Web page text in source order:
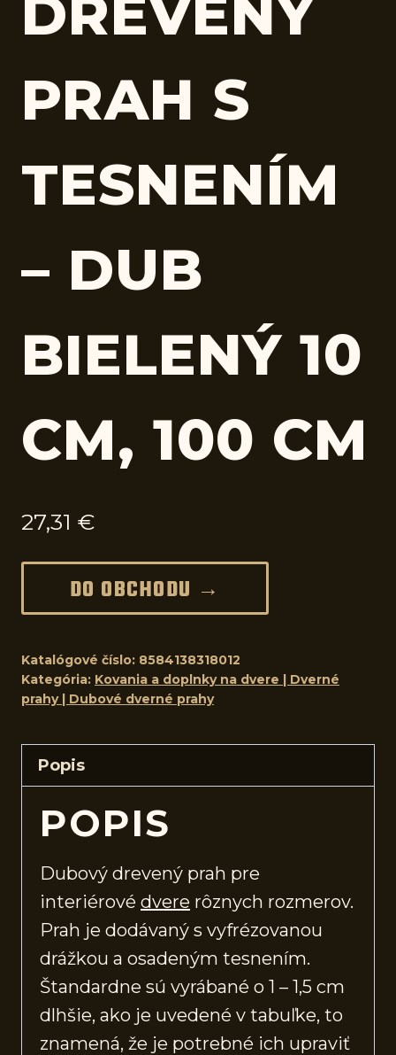
DREVENÝ
PRAH S
TESNENÍM
– DUB
BIELENÝ 10
CM, 100 CM
27,31 €
DO OBCHODU →
Katalógové číslo: 8584138318012
Kategória: Kovania a doplnky na dvere | Dverné
prahy | Dubové dverné prahy
Popis
POPIS
Dubový drevený prah pre
interiérové dvere rôznych rozmerov.
Prah je dodávaný s vyfrézovanou
drážkou a osadeným tesnením.
Štandardne sú vyrábané o 1 – 1,5 cm
dlhšie, ako je uvedené v tabuľke, to
znamená, že je potrebné ich upraviť